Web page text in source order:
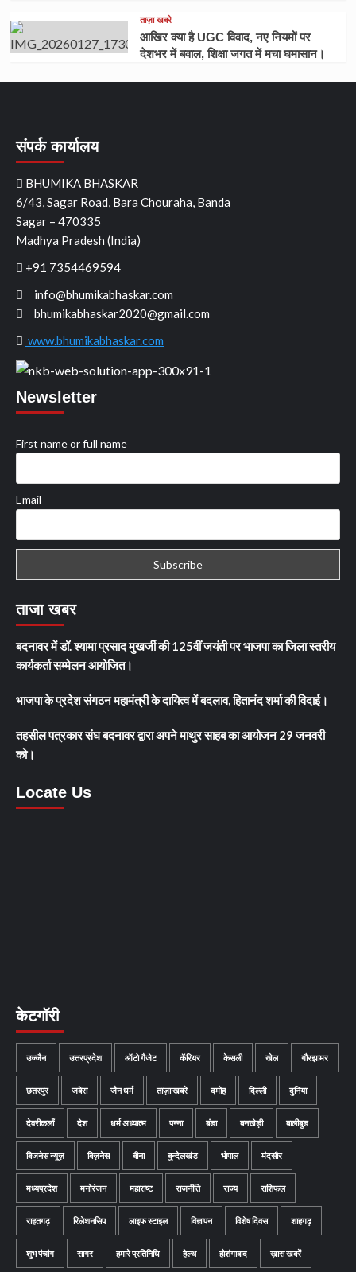
ताज़ा खबरे
आखिर क्या है UGC विवाद, नए नियमों पर
देशभर में बवाल, शिक्षा जगत में मचा घमासान।
संपर्क कार्यालय
BHUMIKA BHASKAR
6/43, Sagar Road, Bara Chouraha, Banda
Sagar – 470335
Madhya Pradesh (India)
+91 7354469594
info@bhumikabhaskar.com
bhumikabhaskar2020@gmail.com
www.bhumikabhaskar.com
Newsletter
First name or full name
Email
ताजा खबर
बदनावर में डॉ. श्यामा प्रसाद मुखर्जी की 125वीं जयंती पर भाजपा का जिला स्तरीय
कार्यकर्ता सम्मेलन आयोजित।
भाजपा के प्रदेश संगठन महामंत्री के दायित्व में बदलाव, हितानंद शर्मा की विदाई।
तहसील पत्रकार संघ बदनावर द्वारा अपने माथुर साहब का आयोजन 29 जनवरी
को।
Locate Us
केटगॉरी
उज्जैन उत्तरप्रदेश ऑटो गैजेट कॅरियर केसली खेल गौरझामर
छतरपुर जबेरा जैन धर्म ताज़ा खबरे दमोह दिल्ली दुनिया
देवरीकलाँ देश धर्म अध्यात्म पन्ना बंडा बनखेड़ी बालीबुड
बिजनेस न्यूज़ बिज़नेस बीना बुन्देलखंड भोपाल मंदसौर
मध्यप्रदेश मनोरंजन महाराष्ट राजनीति राज्य राशिफल
राहतगढ़ रिलेशनसिप लाइफ स्टाइल विज्ञापन विशेष दिवस शाहगढ़
शुभ पंचांग सागर हमारे प्रतिनिधि हेल्थ होशंगाबाद ख़ास खबरें